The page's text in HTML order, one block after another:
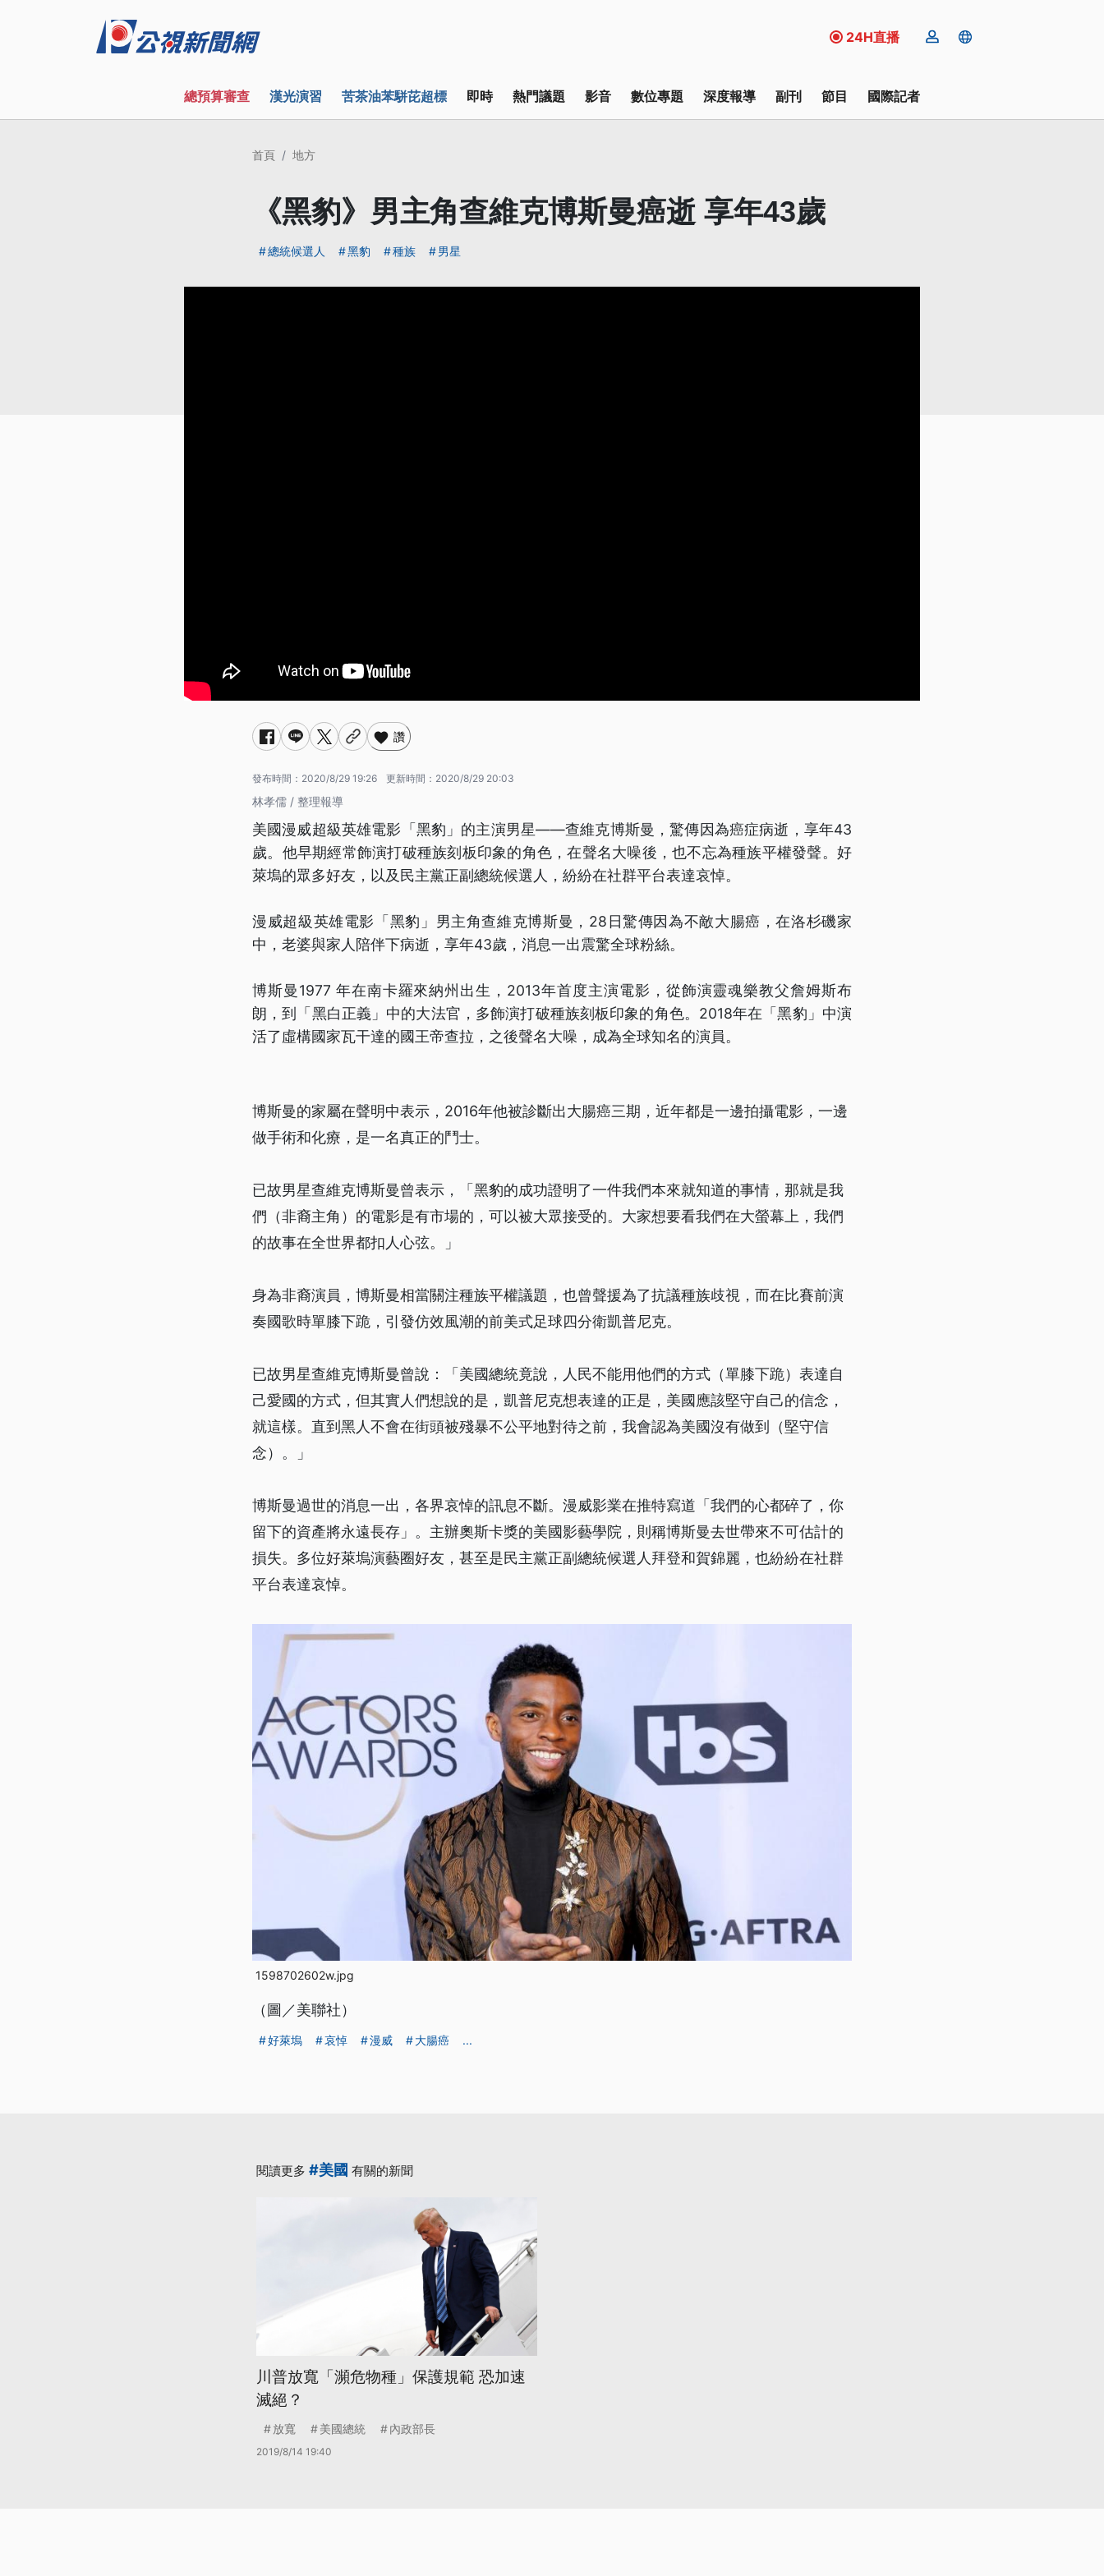
24H直播
總預算審查 漢光演習 苦茶油苯駢芘超標 即時 熱門議題 影音 數位專題 深度報導 副刊 節目 國際記者
首頁 地方
《黑豹》男主角查維克博斯曼癌逝 享年43歲
總統候選人 黑豹 種族 男星
讚
發布時間： 2020/8/29 19:26 更新時間： 2020/8/29 20:03
林孝儒 / 整理報導
美國漫威超級英雄電影「黑豹」的主演男星——查維克博斯曼，驚傳因為癌症病逝，享年43
歲。他早期經常飾演打破種族刻板印象的角色，在聲名大噪後，也不忘為種族平權發聲。好
萊塢的眾多好友，以及民主黨正副總統候選人，紛紛在社群平台表達哀悼。
漫威超級英雄電影「黑豹」男主角查維克博斯曼，28日驚傳因為不敵大腸癌，在洛杉磯家
中，老婆與家人陪伴下病逝，享年43歲，消息一出震驚全球粉絲。
博斯曼1977 年在南卡羅來納州出生，2013年首度主演電影，從飾演靈魂樂教父詹姆斯布
朗，到「黑白正義」中的大法官，多飾演打破種族刻板印象的角色。2018年在「黑豹」中演
活了虛構國家瓦干達的國王帝查拉，之後聲名大噪，成為全球知名的演員。
博斯曼的家屬在聲明中表示，2016年他被診斷出大腸癌三期，近年都是一邊拍攝電影，一邊
做手術和化療，是一名真正的鬥士。
已故男星查維克博斯曼曾表示，「黑豹的成功證明了一件我們本來就知道的事情，那就是我
們（非裔主角）的電影是有市場的，可以被大眾接受的。大家想要看我們在大螢幕上，我們
的故事在全世界都扣人心弦。」
身為非裔演員，博斯曼相當關注種族平權議題，也曾聲援為了抗議種族歧視，而在比賽前演
奏國歌時單膝下跪，引發仿效風潮的前美式足球四分衛凱普尼克。
已故男星查維克博斯曼曾說：「美國總統竟說，人民不能用他們的方式（單膝下跪）表達自
己愛國的方式，但其實人們想說的是，凱普尼克想表達的正是，美國應該堅守自己的信念，
就這樣。直到黑人不會在街頭被殘暴不公平地對待之前，我會認為美國沒有做到（堅守信
念）。」
博斯曼過世的消息一出，各界哀悼的訊息不斷。漫威影業在推特寫道「我們的心都碎了，你
留下的資產將永遠長存」。主辦奧斯卡獎的美國影藝學院，則稱博斯曼去世帶來不可估計的
損失。多位好萊塢演藝圈好友，甚至是民主黨正副總統候選人拜登和賀錦麗，也紛紛在社群
平台表達哀悼。
1598702602w.jpg
（圖／美聯社）
好萊塢 哀悼 漫威 大腸癌 ...
閱讀更多 #美國 有關的新聞
川普放寬「瀕危物種」保護規範 恐加速
滅絕？
放寬 美國總統 內政部長
2019/8/14 19:40